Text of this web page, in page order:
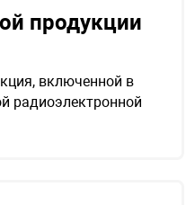
продукции
включенной в
радиоэлектронной